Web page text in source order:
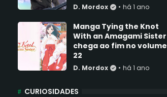
D. Mordox • há 1 ano
Manga Tying the Knot
With an Amagami Sister
chega ao fim no volume
22
D. Mordox • há 1 ano
CURIOSIDADES